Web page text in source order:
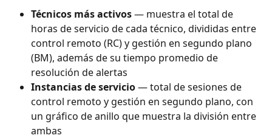
Técnicos más activos — muestra el total de
horas de servicio de cada técnico, divididas entre
control remoto (RC) y gestión en segundo plano
(BM), además de su tiempo promedio de
resolución de alertas
Instancias de servicio — total de sesiones de
control remoto y gestión en segundo plano, con
un gráfico de anillo que muestra la división entre
ambas